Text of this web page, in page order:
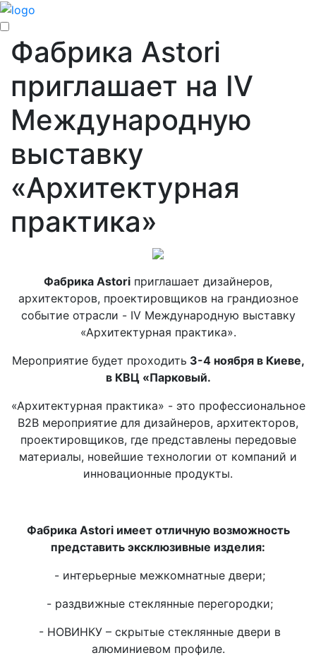
Фабрика Astori
приглашает на IV
Международную
выставку
«Архитектурная
практика»
Фабрика Astori приглашает дизайнеров,
архитекторов, проектировщиков на грандиозное
событие отрасли - IV Международную выставку
«Архитектурная практика».
Мероприятие будет проходить 3-4 ноября в Киеве,
в КВЦ «Парковый.
«Архитектурная практика» - это профессиональное
B2B мероприятие для дизайнеров, архитекторов,
проектировщиков, где представлены передовые
материалы, новейшие технологии от компаний и
инновационные продукты.
Фабрика Astori имеет отличную возможность
представить эксклюзивные изделия:
- интерьерные межкомнатные двери;
- раздвижные стеклянные перегородки;
- НОВИНКУ – скрытые стеклянные двери в
алюминиевом профиле.